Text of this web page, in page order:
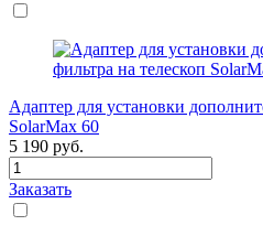
Адаптер для установки
SolarMax 60
5 190 руб.
Заказать